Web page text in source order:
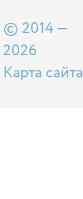
© 2014 —
2026
Карта сайта